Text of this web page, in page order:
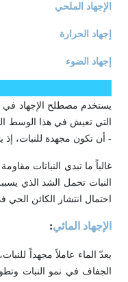
الإجهاد الملحي
إجهاد الحرارة
إجهاد الضوء
يستخدم مصطلح الإجهاد في
التي تعيش في هذا الوسط
- أن تكون مجهدة للنبات،
غالباً ما تبدي النباتات
النبات تحمل الشد الذي
احتمال انتشار الكائن الحي
الإجهاد المائي:
يعدّ الماء عاملاً مجهداً
الجفاف في نمو النبات